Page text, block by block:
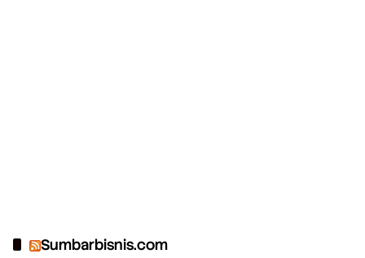
Sumbarbisnis.com